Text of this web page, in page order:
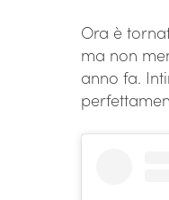
Ora è
ma non
anno fa.